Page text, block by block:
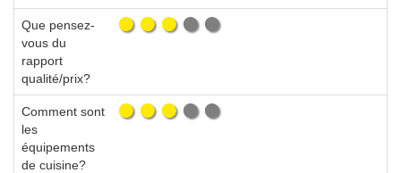
Que pensez-
vous du
rapport
qualité/prix?
Comment sont
les
équipements
de cuisine?